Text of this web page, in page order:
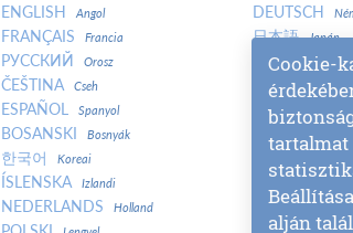
ENGLISH Angol
FRANÇAIS Francia
РУССКИЙ Orosz
ČEŠTINA Cseh
ESPAÑOL Spanyol
BOSANSKI Bosnyák
한국어 Koreai
ÍSLENSKA Izlandi
NEDERLANDS Holland
DEUTSCH
日本語 Japán
PORTUGUÊS
MAGYAR
LATVIEŠU Lett
Kínai
Cookie-
tartalmat
alján